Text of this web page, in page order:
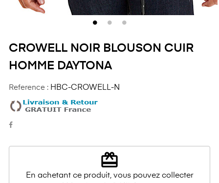
CROWELL NOIR BLOUSON CUIR
HOMME DAYTONA
Reference : HBC-CROWELL-N
redeem
En achetant ce produit, vous pouvez collecter